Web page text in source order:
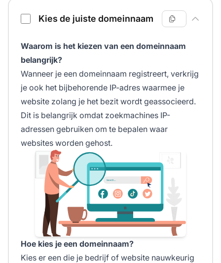
Kies de juiste domeinnaam
Waarom is het kiezen van een domeinnaam
belangrijk?
Wanneer je een domeinnaam registreert, verkrijg
je ook het bijbehorende IP-adres waarmee je
website zolang je het bezit wordt geassocieerd.
Dit is belangrijk omdat zoekmachines IP-
adressen gebruiken om te bepalen waar
websites worden gehost.
Hoe kies je een domeinnaam?
Kies er een die je bedrijf of website nauwkeurig